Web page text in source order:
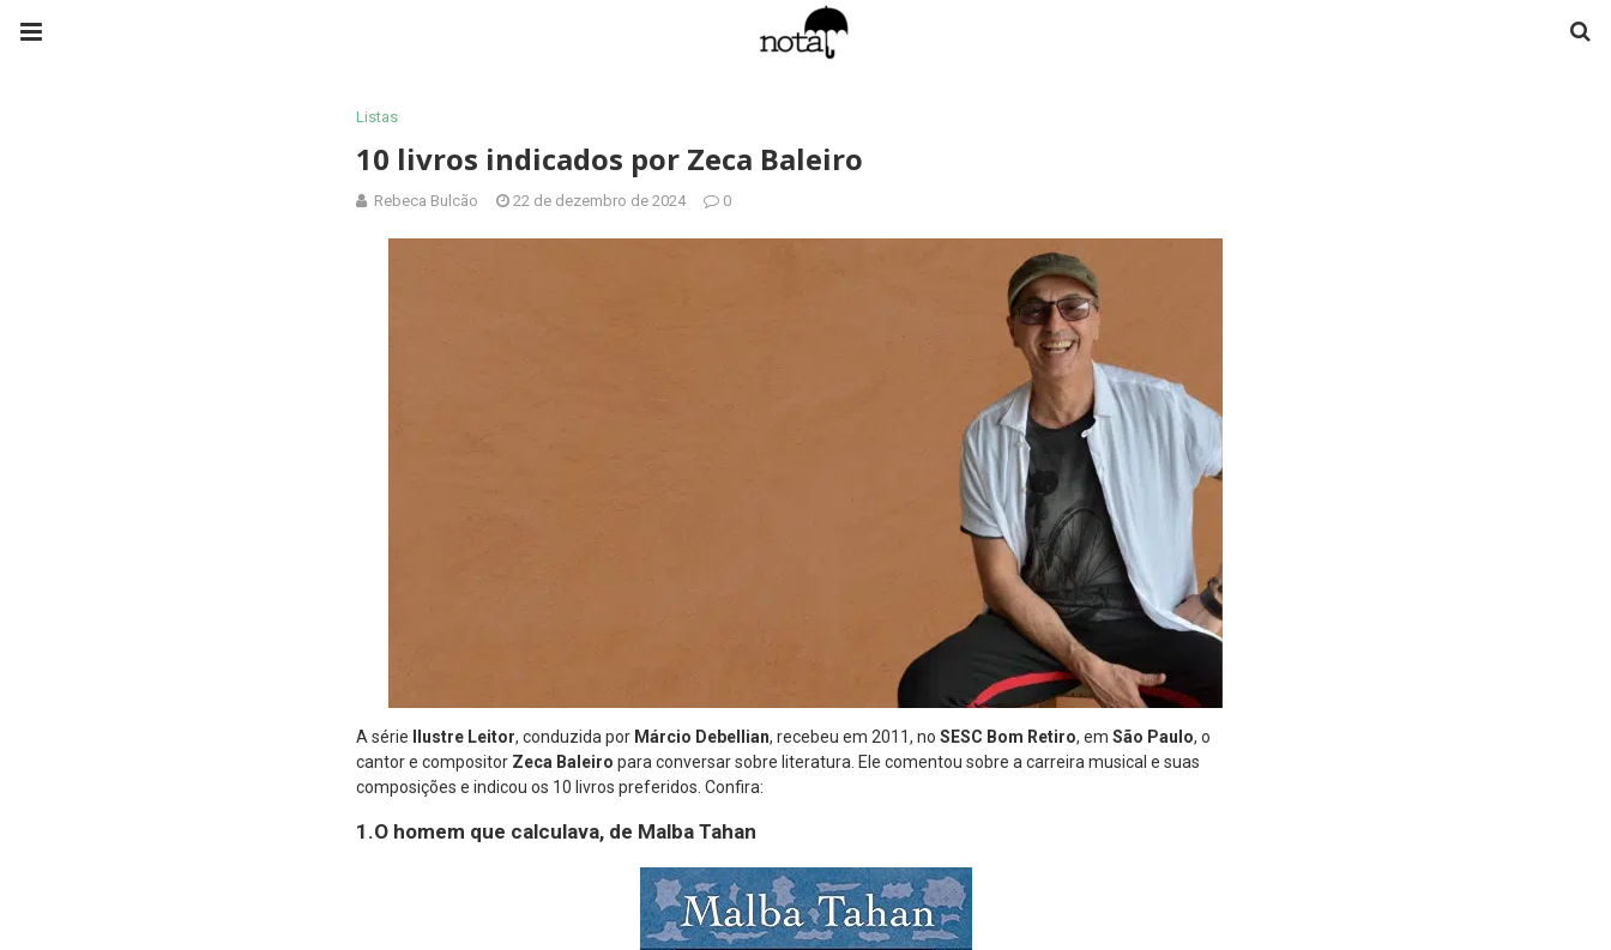
Listas
10 livros indicados por Zeca Baleiro
Rebeca Bulcão 22 de dezembro de 2024 0
A série Ilustre Leitor, conduzida por Márcio Debellian, recebeu em 2011, no SESC Bom Retiro, em São Paulo, o
cantor e compositor Zeca Baleiro para conversar sobre literatura. Ele comentou sobre a carreira musical e suas
composições e indicou os 10 livros preferidos. Confira:
1.O homem que calculava, de Malba Tahan